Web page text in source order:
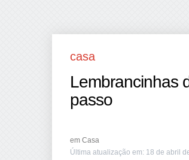
casa
Lembrancinhas
passo
em Casa
Última atualização em: 18 de abril